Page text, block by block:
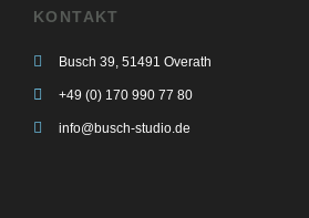
KONTAKT
Busch 39, 51491 Overath
+49 (0) 170 990 77 80
info@busch-studio.de